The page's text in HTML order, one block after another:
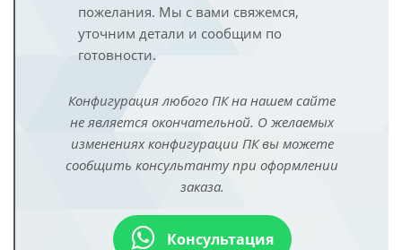
пожелания. Мы с вами свяжемся,
уточним детали и сообщим по
готовности.
Конфигурация любого ПК на нашем сайте
не является окончательной. О желаемых
изменениях конфигурации ПК вы можете
сообщить консультанту при оформлении
заказа.
Консультация